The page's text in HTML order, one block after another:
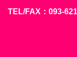
TEL/FAX：093-